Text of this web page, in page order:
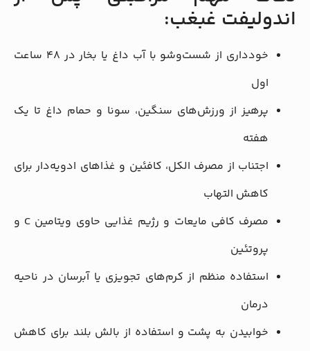
اندولیفت غبغب:
خودداری از شست‌وشو با آب داغ یا بخار در ۴۸ ساعت
اول
پرهیز از ورزش‌های سنگین، سونا و حمام داغ تا یک
هفته
اجتناب از مصرف الکل، کافئین و غذاهای ادویه‌دار برای
کاهش التهاب
مصرف کافی مایعات و رژیم غذایی حاوی ویتامین C و
پروتئین
استفاده منظم از کرم‌های تجویزی یا آبرسان در ناحیه
درمان
خوابیدن به پشت و استفاده از بالش بلند برای کاهش